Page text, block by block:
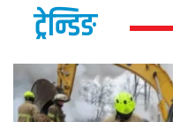
ट्रेन्डिङ